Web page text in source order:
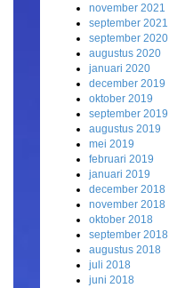
november 2021
september 2021
september 2020
augustus 2020
januari 2020
december 2019
oktober 2019
september 2019
augustus 2019
mei 2019
februari 2019
januari 2019
december 2018
november 2018
oktober 2018
september 2018
augustus 2018
juli 2018
juni 2018